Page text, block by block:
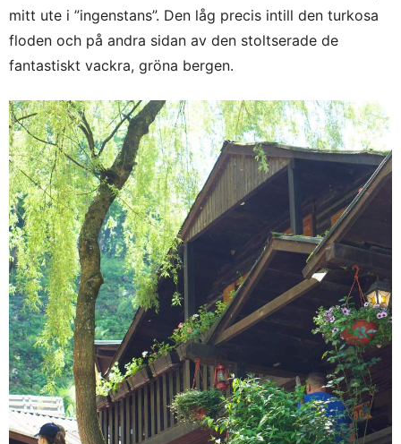
mitt ute i ”ingenstans”. Den låg precis intill den turkosa
floden och på andra sidan av den stoltserade de
fantastiskt vackra, gröna bergen.